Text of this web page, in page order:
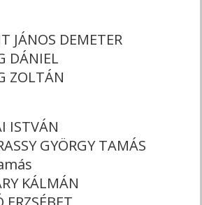
JÁNOS DEMETER
DÁNIEL
ZOLTÁN
ISTVÁN
GYÖRGY TAMÁS
KÁLMÁN